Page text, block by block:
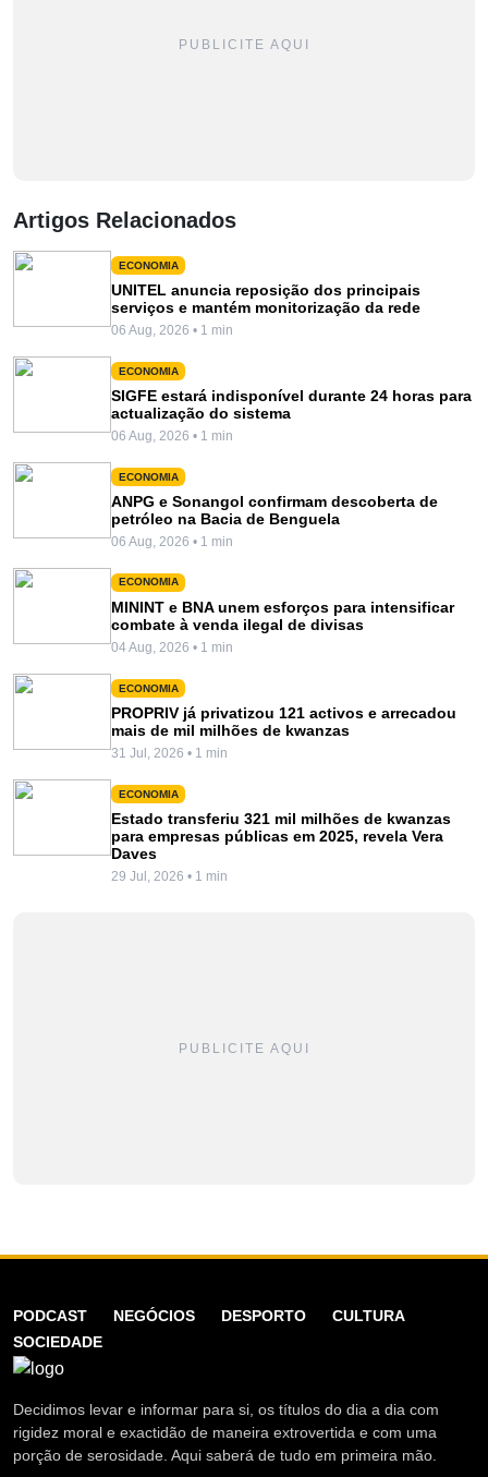
PUBLICITE AQUI
Artigos Relacionados
ECONOMIA
UNITEL anuncia reposição dos principais
serviços e mantém monitorização da rede
06 Aug, 2026 • 1 min
ECONOMIA
SIGFE estará indisponível durante 24 horas para
actualização do sistema
06 Aug, 2026 • 1 min
ECONOMIA
ANPG e Sonangol confirmam descoberta de
petróleo na Bacia de Benguela
06 Aug, 2026 • 1 min
ECONOMIA
MININT e BNA unem esforços para intensificar
combate à venda ilegal de divisas
04 Aug, 2026 • 1 min
ECONOMIA
PROPRIV já privatizou 121 activos e arrecadou
mais de mil milhões de kwanzas
31 Jul, 2026 • 1 min
ECONOMIA
Estado transferiu 321 mil milhões de kwanzas
para empresas públicas em 2025, revela Vera
Daves
29 Jul, 2026 • 1 min
PUBLICITE AQUI
PODCAST NEGÓCIOS DESPORTO
CULTURA
SOCIEDADE
Decidimos levar e informar para si, os títulos do dia a dia com
rigidez moral e exactidão de maneira extrovertida e com uma
porção de serosidade. Aqui saberá de tudo em primeira mão.